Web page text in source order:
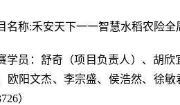
名称:禾安天下一一智慧水稻农险
学员：舒奇（项目负责人）、胡欣
欧阳文杰、李宗盛、侯浩然、徐
）